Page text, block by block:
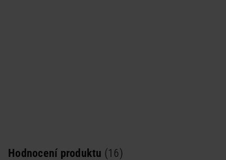
Hodnocení produktu (16)